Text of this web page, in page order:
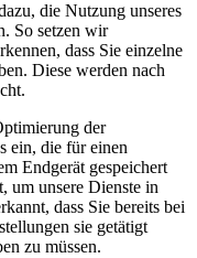
die Nutzung unseres
So setzen wir
dass Sie einzelne
Diese werden nach
der
ein, die für einen
Endgerät gespeichert
um unsere Dienste in
dass Sie bereits bei
sie getätigt
zu müssen.